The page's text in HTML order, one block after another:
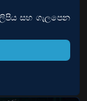
සහ ගැලපෙන